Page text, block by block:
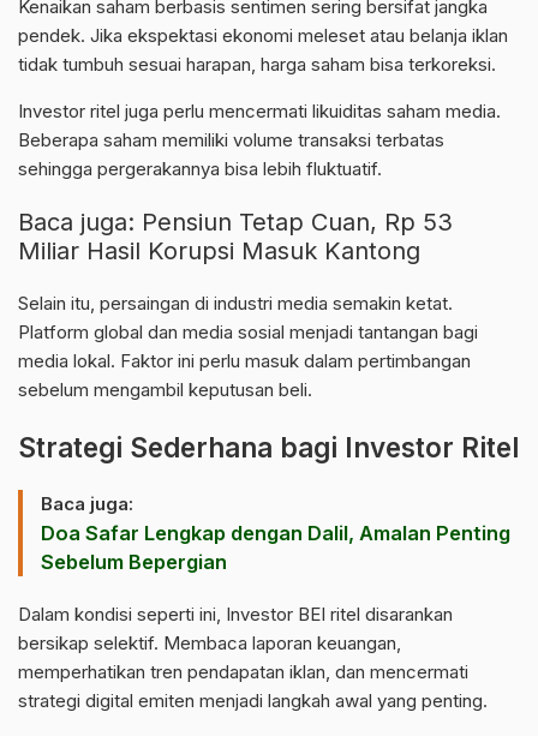
Kenaikan saham berbasis sentimen sering bersifat jangka
pendek. Jika ekspektasi ekonomi meleset atau belanja iklan
tidak tumbuh sesuai harapan, harga saham bisa terkoreksi.
Investor ritel juga perlu mencermati likuiditas saham media.
Beberapa saham memiliki volume transaksi terbatas
sehingga pergerakannya bisa lebih fluktuatif.
Baca juga: Pensiun Tetap Cuan, Rp 53
Miliar Hasil Korupsi Masuk Kantong
Selain itu, persaingan di industri media semakin ketat.
Platform global dan media sosial menjadi tantangan bagi
media lokal. Faktor ini perlu masuk dalam pertimbangan
sebelum mengambil keputusan beli.
Strategi Sederhana bagi Investor Ritel
Baca juga:
Doa Safar Lengkap dengan Dalil, Amalan Penting
Sebelum Bepergian
Dalam kondisi seperti ini, Investor BEI ritel disarankan
bersikap selektif. Membaca laporan keuangan,
memperhatikan tren pendapatan iklan, dan mencermati
strategi digital emiten menjadi langkah awal yang penting.